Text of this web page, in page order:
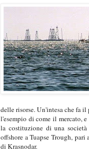
delle risorse. Un'intesa che fa
l'esempio di come il mercato,
la costituzione di una società
offshore a Tuapse Trough, pari
di Krasnodar.